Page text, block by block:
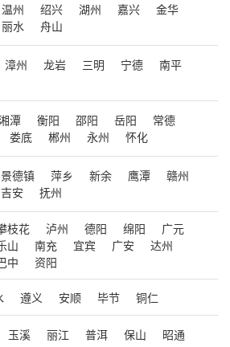
温州 绍兴 湖州 嘉兴
金华
丽水 舟山
漳州 龙岩 三明 宁德
南平
潭 衡阳 邵阳 岳阳
常德
娄底 郴州 永州 怀化
景德镇 萍乡 新余 鹰潭
赣州
吉安 抚州
枝花 泸州 德阳 绵阳
广元
山 南充 宜宾 广安
达州
中 资阳
遵义 安顺 毕节 铜仁
玉溪 丽江 普洱 保山
昭通